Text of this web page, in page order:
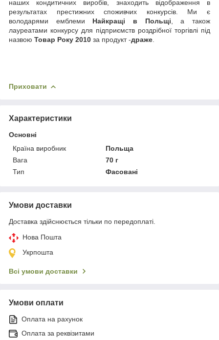
наших кондитичних виробів, знаходить відображення в
результатах престижних споживчих конкурсів. Ми є
володарями емблеми Найкращі в Польщі , а також
лауреатами конкурсу для підприємств роздрібної торгівлі під
назвою Товар Року 2010 за продукт -драже
Приховати
Характеристики
Основні
Країна виробник
Польща
Вага
70 г
Тип
Фасовані
Умови доставки
Доставка здійснюється тільки по передоплаті.
Нова Пошта
Укрпошта
Всі умови доставки
Умови оплати
Оплата на рахунок
Оплата за реквізитами